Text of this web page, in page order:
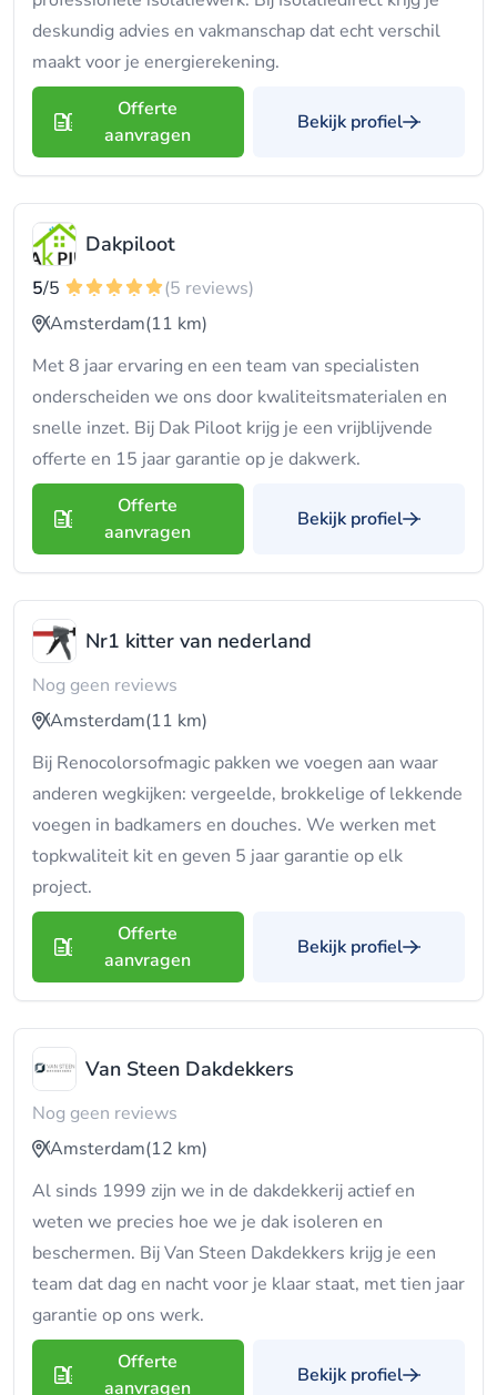
deskundig advies en vakmanschap dat echt verschil
maakt voor je energierekening.
Offerte
aanvragen
Bekijk profiel
Dakpiloot
5/5
(5 reviews)
Amsterdam(11 km)
Met 8 jaar ervaring en een team van specialisten
onderscheiden we ons door kwaliteitsmaterialen en
snelle inzet. Bij Dak Piloot krijg je een vrijblijvende
offerte en 15 jaar garantie op je dakwerk.
Offerte
aanvragen
Bekijk profiel
Nr1 kitter van nederland
Nog geen reviews
Amsterdam(11 km)
Bij Renocolorsofmagic pakken we voegen aan waar
anderen wegkijken: vergeelde, brokkelige of lekkende
voegen in badkamers en douches. We werken met
topkwaliteit kit en geven 5 jaar garantie op elk
project.
Offerte
aanvragen
Bekijk profiel
Van Steen Dakdekkers
Nog geen reviews
Amsterdam(12 km)
Al sinds 1999 zijn we in de dakdekkerij actief en
weten we precies hoe we je dak isoleren en
beschermen. Bij Van Steen Dakdekkers krijg je een
team dat dag en nacht voor je klaar staat, met tien jaar
garantie op ons werk.
Offerte
aanvragen
Bekijk profiel